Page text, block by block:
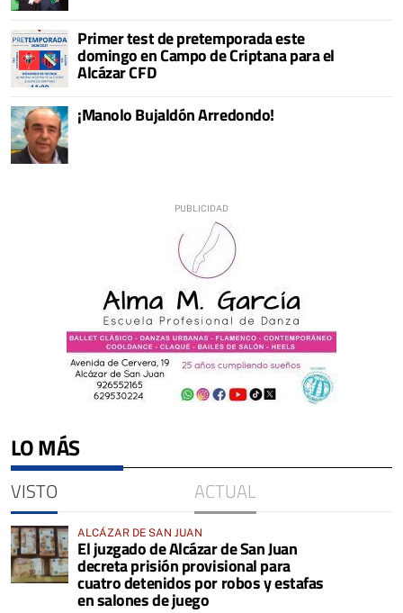
Primer test de pretemporada este
domingo en Campo de Criptana para el
Alcázar CFD
¡Manolo Bujaldón Arredondo!
LO MÁS
VISTO ACTUAL
ALCÁZAR DE SAN JUAN
El juzgado de Alcázar de San Juan
decreta prisión provisional para
cuatro detenidos por robos y estafas
en salones de juego